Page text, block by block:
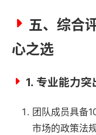
五、综合
心之选
1. 专业能力突
团队成员具备
市场的政策法